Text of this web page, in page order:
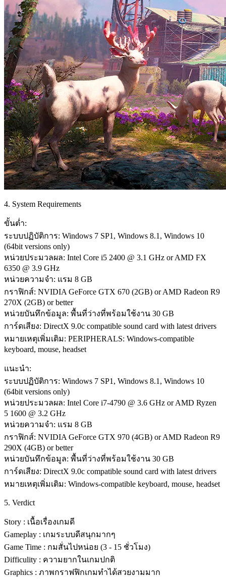
4. System Requirements
ขั้นต่ำ:
ระบบปฏิบัติการ: Windows 7 SP1, Windows 8.1, Windows 10
(64bit versions only)
หน่วยประมวลผล: Intel Core i5 2400 @ 3.1 GHz or AMD FX
6350 @ 3.9 GHz
หน่วยความจำ: แรม 8 GB
กราฟิกส์: NVIDIA GeForce GTX 670 (2GB) or AMD Radeon R9
270X (2GB) or better
หน่วยบันทึกข้อมูล: พื้นที่ว่างที่พร้อมใช้งาน 30 GB
การ์ดเสียง: DirectX 9.0c compatible sound card with latest drivers
หมายเหตุเพิ่มเติม: PERIPHERALS: Windows-compatible
keyboard, mouse, headset
แนะนำ:
ระบบปฏิบัติการ: Windows 7 SP1, Windows 8.1, Windows 10
(64bit versions only)
หน่วยประมวลผล: Intel Core i7-4790 @ 3.6 GHz or AMD Ryzen
5 1600 @ 3.2 GHz
หน่วยความจำ: แรม 8 GB
กราฟิกส์: NVIDIA GeForce GTX 970 (4GB) or AMD Radeon R9
290X (4GB) or better
หน่วยบันทึกข้อมูล: พื้นที่ว่างที่พร้อมใช้งาน 30 GB
การ์ดเสียง: DirectX 9.0c compatible sound card with latest drivers
หมายเหตุเพิ่มเติม: Windows-compatible keyboard, mouse, headset
5. Verdict
Story : เนื้อเรื่องเกมดี
Gameplay : เกมระบบดีสนุกมากๆ
Game Time : กมสั่นไปหน่อย (3 - 15 ชั่วโมง)
Difficulity : ความยากในเกมปกติ
Graphics : ภาพกราฟฟิกเกมทำได้สวยงามมาก